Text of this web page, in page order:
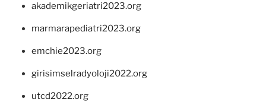
akademikgeriatri2023.org
marmarapediatri2023.org
emchie2023.org
girisimselradyoloji2022.org
utcd2022.org